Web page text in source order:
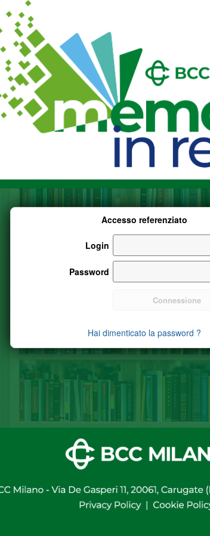
Accesso referenziato
Login
Password
Hai dimenticato la password ?